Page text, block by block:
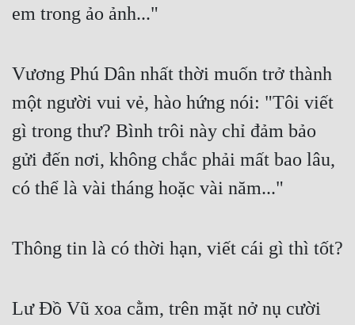
Dị Giới
Gia Đấu
Góc Nhìn Nam
Góc Nhìn Nữ
Huyền Ảo
Hệ Thống
em trong ảo ảnh..."
Vương Phú Dân nhất thời muốn trở thành
một người vui vẻ, hào hứng nói: "Tôi viết
gì trong thư? Bình trôi này chỉ đảm bảo
gửi đến nơi, không chắc phải mất bao lâu,
có thể là vài tháng hoặc vài năm..."
Thông tin là có thời hạn, viết cái gì thì tốt?
Lư Đồ Vũ xoa cằm, trên mặt nở nụ cười